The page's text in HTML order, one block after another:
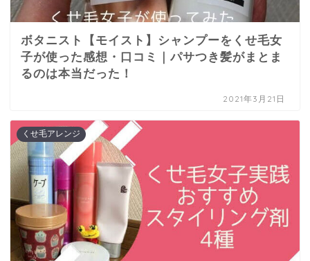
ボタニスト【モイスト】シャンプーをくせ毛女
子が使った感想・口コミ｜パサつき髪がまとま
るのは本当だった！
2021年3月21日
くせ毛アレンジ